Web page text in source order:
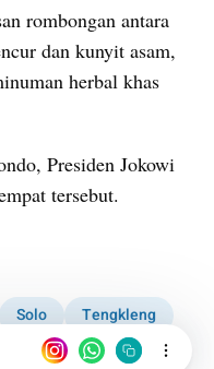
rombongan antara
dan kunyit asam,
herbal khas
Presiden Jokowi
tersebut.
Solo
Tengkleng